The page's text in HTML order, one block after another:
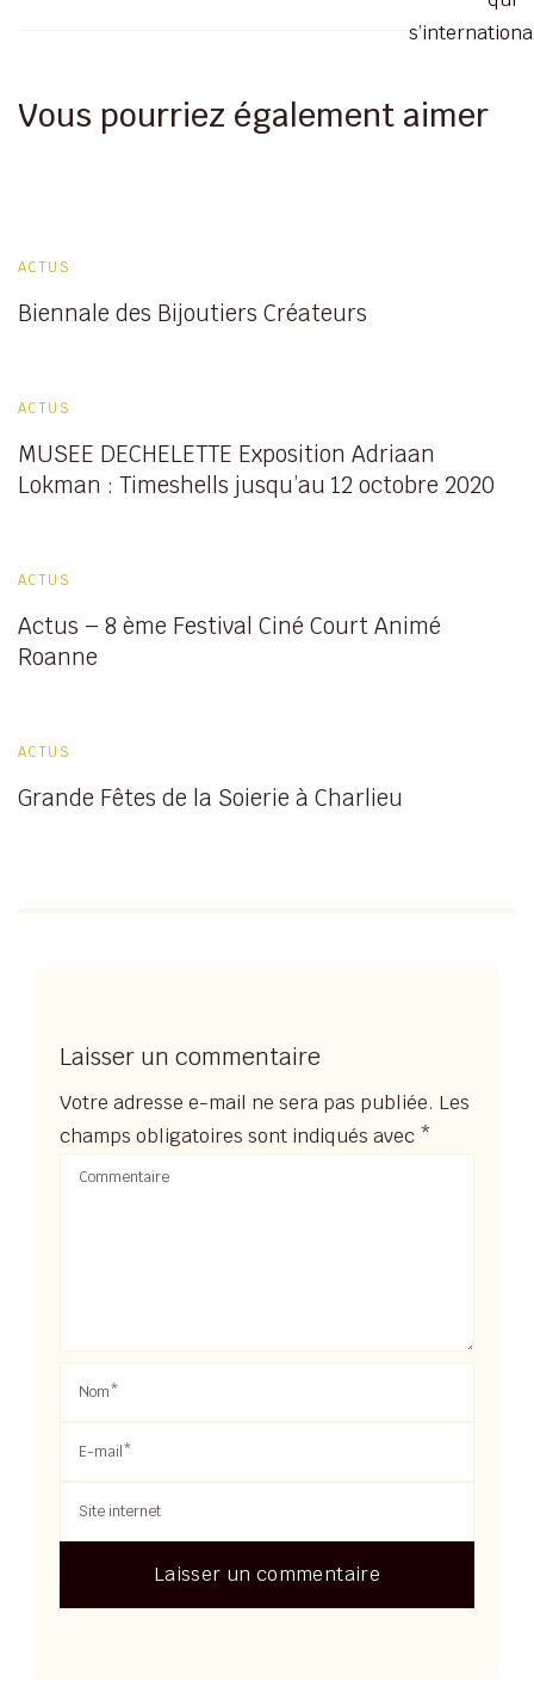
Vous pourriez également aimer
ACTUS
Biennale des Bijoutiers Créateurs
ACTUS
MUSEE DECHELETTE Exposition Adriaan
Lokman : Timeshells jusqu’au 12 octobre 2020
ACTUS
Actus – 8 ème Festival Ciné Court Animé
Roanne
ACTUS
Grande Fêtes de la Soierie à Charlieu
Laisser un commentaire
Votre adresse e-mail ne sera pas publiée. Les
champs obligatoires sont indiqués avec *